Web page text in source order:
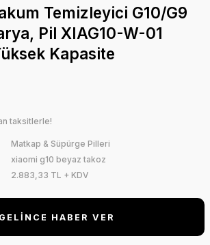
Temizleyici G10/G9
Pil XIAG10-W-01
Kapasite
taksitlerle!
Matkap & Süpürge Pilleri
xiaomi g10 beyaz takoz
2.883,33 TL + KDV
GELİNCE HABER VER